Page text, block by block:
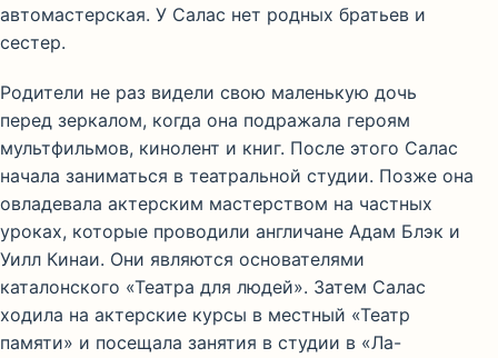
автомастерская. У Салас нет родных братьев и
сестер.
Родители не раз видели свою маленькую дочь
перед зеркалом, когда она подражала героям
мультфильмов, кинолент и книг. После этого Салас
начала заниматься в театральной студии. Позже она
овладевала актерским мастерством на частных
уроках, которые проводили англичане Адам Блэк и
Уилл Кинаи. Они являются основателями
каталонского «Театра для людей». Затем Салас
ходила на актерские курсы в местный «Театр
памяти» и посещала занятия в студии в «Ла-